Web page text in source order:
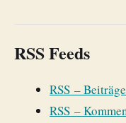
RSS Feeds
RSS – Beiträge
RSS –